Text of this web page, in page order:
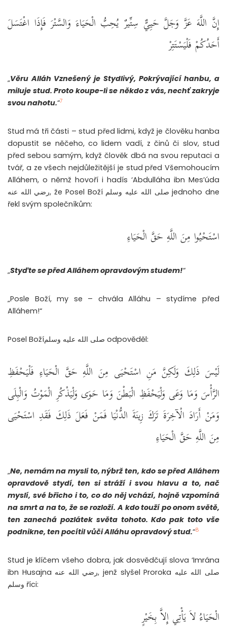
إِنَّ اللَّهَ عَزَّ وَجَلَّ حَيِيٌّ سِتِّيرٌ يُحِبُّ الْحَيَاءَ وَالسَّتْرَ فَإِذَا اغْتَسَلَ
أَحَدُكُمْ فَلْيَسْتَتِرْ
„Věru Alláh Vznešený je Stydlivý, Pokrývající hanbu, a
miluje stud. Proto koupe-li se někdo z vás, nechť zakryje
svou nahotu.“7
Stud má tři části – stud před lidmi, když je člověku hanba
dopustit se něčeho, co lidem vadí, z činů či slov, stud
před sebou samým, když člověk dbá na svou reputaci a
tvář, a ze všech nejdůležitější je stud před Všemohoucím
Alláhem, o němž hovoří i hadís ‘Abdulláha ibn Mes’úda
رضي الله عنه, že Posel Boží صلى الله عليه وسلم jednoho dne
řekl svým společníkům:
اسْتَحْيُوا مِنَ اللَّهِ حَقَّ الْحَيَاءِ
„Styďte se před Alláhem opravdovým studem!“
„Posle Boží, my se – chvála Alláhu – stydíme před
Alláhem!“
Posel Božíصلى الله عليه وسلم odpověděl:
لَيْسَ ذَلِكَ وَلَكِنَّ مَنِ اسْتَحْيَى مِنَ اللَّهِ حَقَّ الْحَيَاءِ فَلْيَحْفَظِ
الرَّأْسَ وَمَا وَعَى وَلْيَحْفَظِ الْبَطْنَ وَمَا حَوَى وَلْيَذْكُرِ الْمَوْتُ وَالْبِلَى
وَمَنْ أَرَادَ الْآخِرَةَ تَرَكَ زِينَةَ الدُّنْيَا فَمَنْ فَعَلَ ذَلِكَ فَقَدِ اسْتَحْيَى
مِنَ اللَّهِ حَقَّ الْحَيَاءِ
„Ne, nemám na mysli to, nýbrž ten, kdo se před Alláhem
opravdově stydí, ten si stráží i svou hlavu a to, nač
myslí, své břicho i to, co do něj vchází, hojně vzpomíná
na smrt a na to, že se rozloží. A kdo touží po onom světě,
ten zanechá pozlátek světa tohoto. Kdo pak toto vše
podnikne, ten pocítil vůči Alláhu opravdový stud.“8
Stud je klíčem všeho dobra, jak dosvědčují slova ‘Imrána
ibn Husajna رضي الله عنه, jenž slyšel Proroka صلى الله عليه
وسلم říci:
الْحَيَاءُ لاَ يَأْتِي إِلاَّ بِخَيْرٍ